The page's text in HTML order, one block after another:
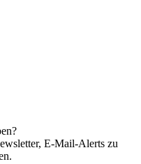
E-Mail-Alerts zu